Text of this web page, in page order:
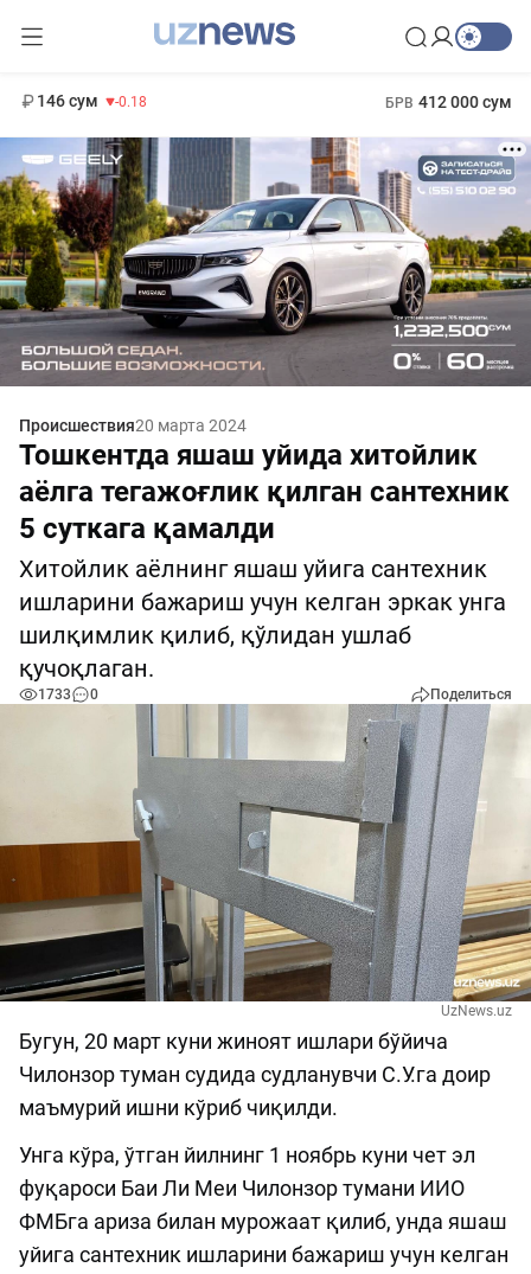
146 сум -0.18 БРВ 412 000 сум
Происшествия20 марта 2024
Тошкентда яшаш уйида хитойлик
аёлга тегажоғлик қилган сантехник
5 суткага қамалди
Хитойлик аёлнинг яшаш уйига сантехник
ишларини бажариш учун келган эркак унга
шилқимлик қилиб, қўлидан ушлаб
қучоқлаган.
1733 0 Поделиться
UzNews.uz
Бугун, 20 март куни жиноят ишлари бўйича
Чилонзор туман судида судланувчи С.У.га доир
маъмурий ишни кўриб чиқилди.
Унга кўра, ўтган йилнинг 1 ноябрь куни чет эл
фуқароси Баи Ли Меи Чилонзор тумани ИИО
ФМБга ариза билан мурожаат қилиб, унда яшаш
уйига сантехник ишларини бажариш учун келган